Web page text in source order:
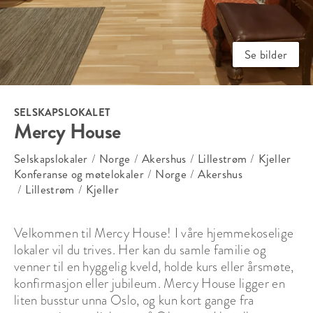
Se bilder
SELSKAPSLOKALET
Mercy House
Selskapslokaler / Norge / Akershus / Lillestrøm / Kjeller
Konferanse og møtelokaler / Norge / Akershus
/ Lillestrøm / Kjeller
Velkommen til Mercy House! I våre hjemmekoselige
lokaler vil du trives. Her kan du samle familie og
venner til en hyggelig kveld, holde kurs eller årsmøte,
konfirmasjon eller jubileum. Mercy House ligger en
liten busstur unna Oslo, og kun kort gange fra